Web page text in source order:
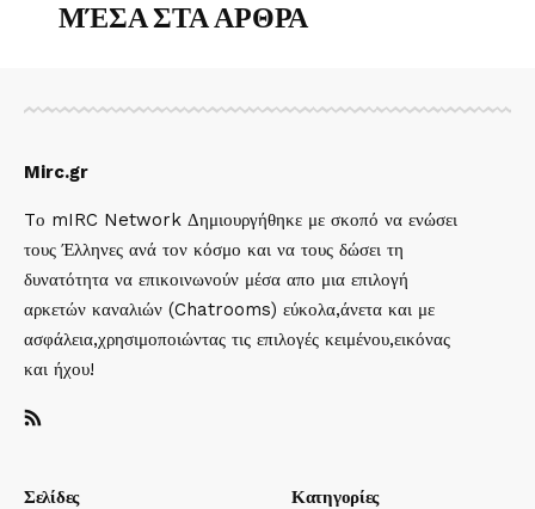
ΜΈΣΑ ΣΤΑ ΑΡΘΡΑ
Mirc.gr
Tο mIRC Network Δημιουργήθηκε με σκοπό να ενώσει
τους Έλληνες ανά τον κόσμο και να τους δώσει τη
δυνατότητα να επικοινωνούν μέσα απο μια επιλογή
αρκετών καναλιών (Chatrooms) εύκολα,άνετα και με
ασφάλεια,χρησιμοποιώντας τις επιλογές κειμένου,εικόνας
και ήχου!
Σελίδες Κατηγορίες